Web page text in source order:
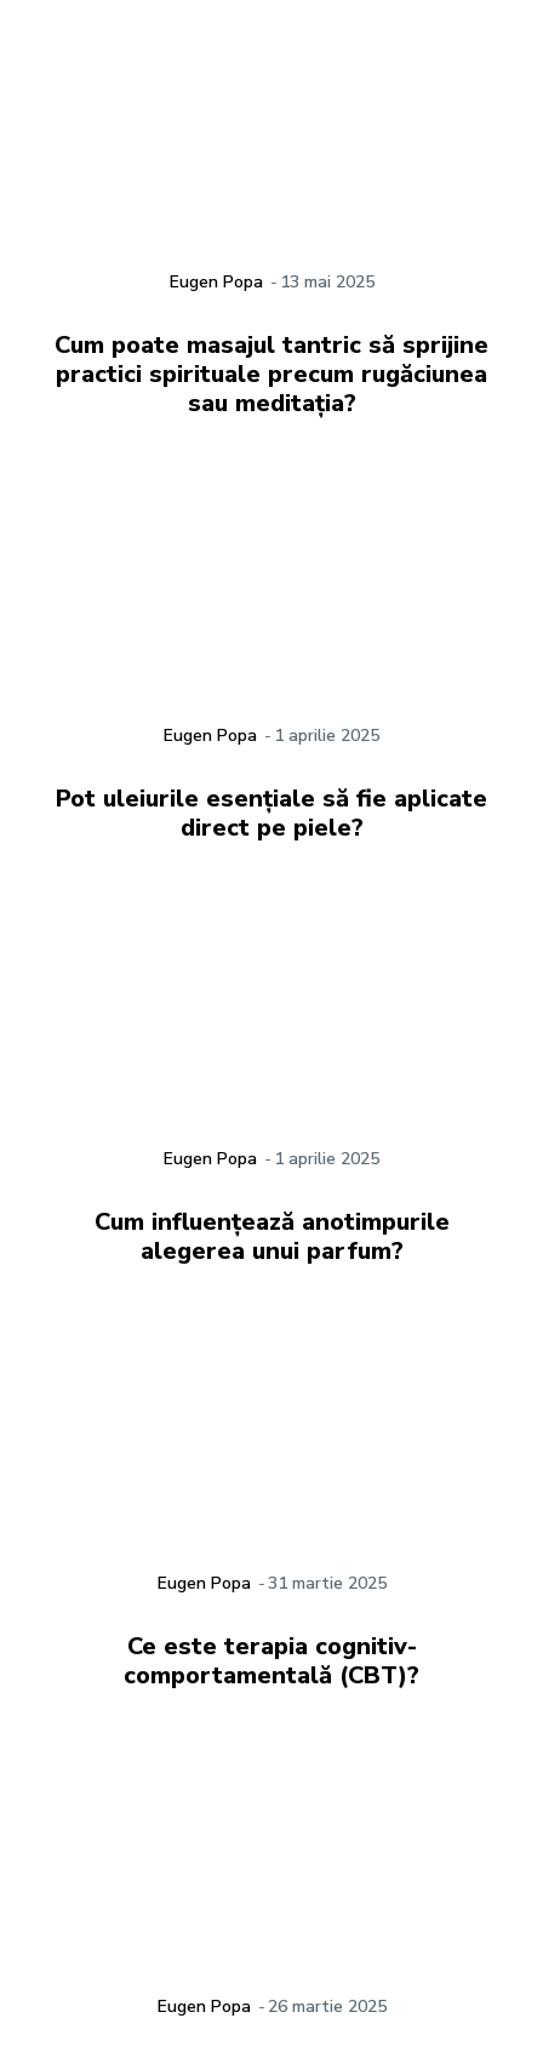
Eugen Popa - 13 mai 2025
Cum poate masajul tantric să sprijine
practici spirituale precum rugăciunea
sau meditația?
Eugen Popa - 1 aprilie 2025
Pot uleiurile esențiale să fie aplicate
direct pe piele?
Eugen Popa - 1 aprilie 2025
Cum influențează anotimpurile
alegerea unui parfum?
Eugen Popa -31 martie 2025
Ce este terapia cognitiv-
comportamentală (CBT)?
Eugen Popa - 26 martie 2025